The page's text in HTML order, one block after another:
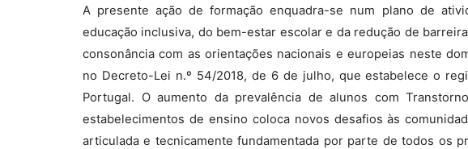
A presente ação de formação enquadra-se num plano de
educação inclusiva, do bem-estar escolar e da redução de
consonância com as orientações nacionais e europeias neste
no Decreto-Lei n.º 54/2018, de 6 de julho, que estabelece o
Portugal. O aumento da prevalência de alunos com
estabelecimentos de ensino coloca novos desafios às
articulada e tecnicamente fundamentada por parte de todos os